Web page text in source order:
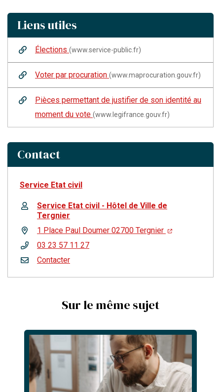
Liens utiles
Élections (www.service-public.fr)
Voter par procuration (www.maprocuration.gouv.fr)
Pièces permettant de justifier de son identité au
moment du vote (www.legifrance.gouv.fr)
Contact
Service Etat civil
Service Etat civil - Hôtel de Ville de
Tergnier
1 Place Paul Doumer 02700 Tergnier
03 23 57 11 27
Contacter
Sur le même sujet